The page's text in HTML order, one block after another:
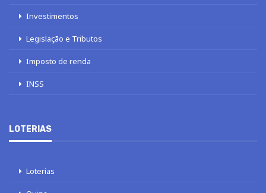
Investimentos
Legislação e Tributos
Imposto de renda
INSS
LOTERIAS
Loterias